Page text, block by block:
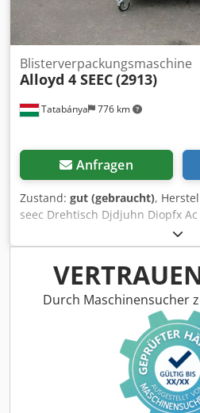
(BSMcP) Rahmen geschraubt,
Lieferung: - max. 20 Werktage
Baustelle / Montageort -
den Käufer mit eigenem Hub-
Usr - Lieferungen erfolgen in das
EU-Staaten jeweils nach
Tatabánya 776 km
Blisterverpackungsmaschine
Alloyd 4 SEEC(2913)
Anfragen
Zustand: gut (gebraucht),
seec Drehtisch Djdjuhn Diopfx
Durch Maschinensucher